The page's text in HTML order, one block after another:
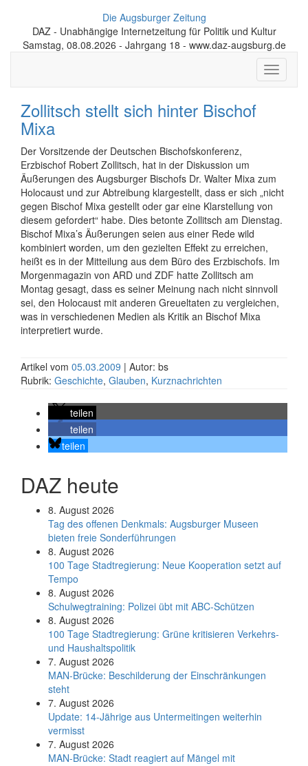
Die Augsburger Zeitung
DAZ - Unabhängige Internetzeitung für Politik und Kultur
Samstag, 08.08.2026 - Jahrgang 18 - www.daz-augsburg.de
Toggle
Zollitsch stellt sich hinter Bischof
Mixa
Der Vorsitzende der Deutschen Bischofskonferenz,
Erzbischof Robert Zollitsch, hat in der Diskussion um
Äußerungen des Augsburger Bischofs Dr. Walter Mixa zum
Holocaust und zur Abtreibung klargestellt, dass er sich „nicht
gegen Bischof Mixa gestellt oder gar eine Klarstellung von
diesem gefordert“ habe. Dies betonte Zollitsch am Dienstag.
Bischof Mixa’s Äußerungen seien aus einer Rede wild
kombiniert worden, um den gezielten Effekt zu erreichen,
heißt es in der Mitteilung aus dem Büro des Erzbischofs. Im
Morgenmagazin von ARD und ZDF hatte Zollitsch am
Montag gesagt, dass es seiner Meinung nach nicht sinnvoll
sei, den Holocaust mit anderen Greueltaten zu vergleichen,
was in verschiedenen Medien als Kritik an Bischof Mixa
interpretiert wurde.
Artikel vom 05.03.2009 | Autor: bs
Rubrik: Geschichte, Glauben, Kurznachrichten
teilen
teilen
teilen
DAZ heute
8. August 2026
Tag des offenen Denkmals: Augsburger Museen
bieten freie Sonderführungen
8. August 2026
100 Tage Stadtregierung: Neue Kooperation setzt auf
Tempo
8. August 2026
Schul­weg­trai­ning: Poli­zei übt mit ABC-Schüt­zen
8. August 2026
100 Tage Stadtregierung: Grüne kritisieren Verkehrs-
und Haushaltspolitik
7. August 2026
MAN-Brücke: Beschilderung der Einschränkungen
steht
7. August 2026
Update: 14-Jährige aus Untermeitingen weiterhin
vermisst
7. August 2026
MAN-Brücke: Stadt reagiert auf Mängel mit